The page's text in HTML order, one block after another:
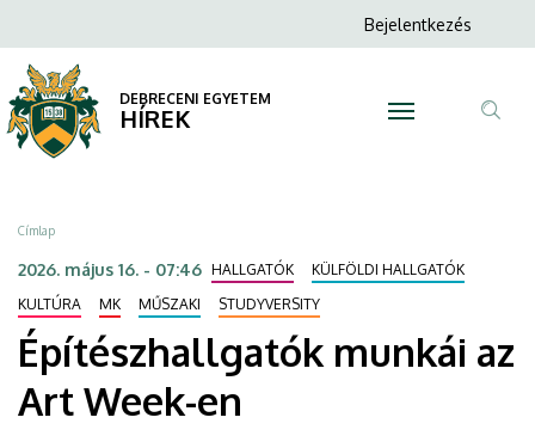
munkái
az
Art
Week-
en
DEBRECENI
EGYETEM
a
tartalomra
Anonim
menüje
Bejelentkezés
DEBRECENI EGYETEM
HÍREK
Morzsa
Címlap
2026. május 16. - 07:46 HALLGATÓK
KÜLFÖLDI HALLGATÓK
KULTÚRA
MK MŰSZAKI STUDYVERSITY
Építészhallgatók munkái az
Art Week-en